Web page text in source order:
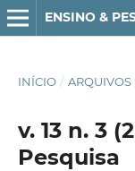
ENSINO &
INÍCIO / ARQUIVOS
v. 13 n. 3
Pesquisa